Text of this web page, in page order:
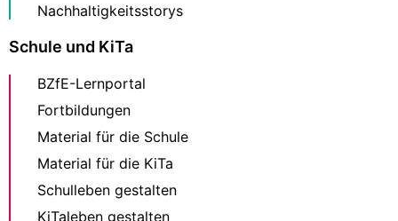
Nachhaltigkeitsstorys
Schule und KiTa
BZfE-Lernportal
Fortbildungen
Material für die Schule
Material für die KiTa
Schulleben gestalten
KiTaleben gestalten